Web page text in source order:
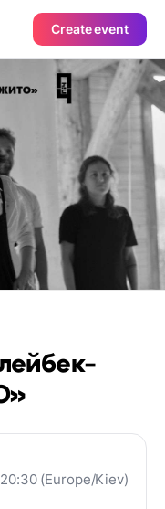
Create event
(Europe/Kiev)